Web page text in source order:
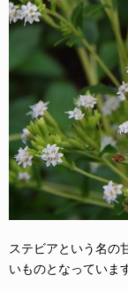
ステビアという名の
いものとなっていま